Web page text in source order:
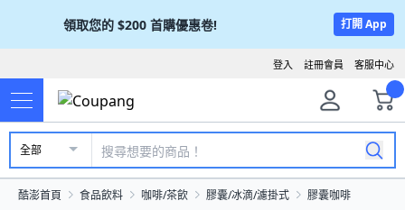
領取您的 $200 首購優惠卷! 打開 App
客服中心
註冊會員
登入
全部
酷澎首頁 食品飲料 咖啡/茶飲 膠囊/冰滴/濾掛式 膠囊咖啡